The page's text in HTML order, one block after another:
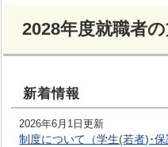
2028年度就職者
新着情報
2026年6月1日更新
制度について（学生(若者)･